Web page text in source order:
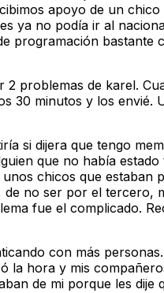
apoyo de un
ya no podía ir al
bastante
problemas de karel.
minutos y los envié.
si dijera que tengo
que no había
chicos que
no ser por el
fue el complicado.
con más
la hora y mis
de mi porque les